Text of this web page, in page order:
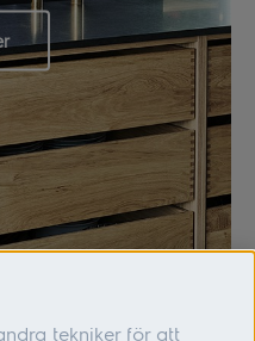
tekniker för att